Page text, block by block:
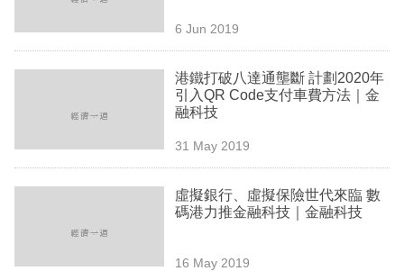
6 Jun 2019
港鐵打破八達通壟斷 計劃2020年
引入QR Code支付車費方法｜金
融科技
31 May 2019
虛擬銀行、虛擬保險世代來臨 數
碼港力推金融科技｜金融科技
16 May 2019